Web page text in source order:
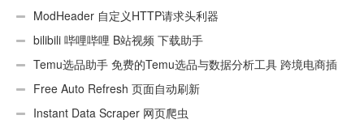
ModHeader 自定义HTTP请求头利器
bilibili 哔哩哔哩 B站视频 下载助手
Temu选品助手 免费的Temu选品与数据分析工具 跨境电商插
件 Free Auto Refresh 页面自动刷新
Instant Data Scraper 网页爬虫